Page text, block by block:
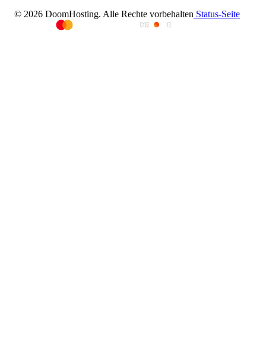
© 2026 DoomHosting. Alle Rechte vorbehalten Status-Seite